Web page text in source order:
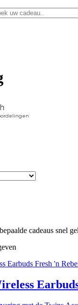
cadeaus snel
Fresh 'n